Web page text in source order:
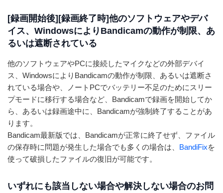
[録画開始後][録画終了時]他のソフトウェアやデバ
イス、WindowsによりBandicamの動作が制限、あ
るいは遮断されている
他のソフトウェアやPCに接続したマイクなどの外部デバイ
ス、WindowsによりBandicamの動作が制限、あるいは遮断さ
れている場合や、ノートPCでバッテリー不足のためにスリー
プモードに移行する場合など、Bandicamで録画を開始してか
ら、あるいは録画途中に、Bandicamが強制終了することがあ
ります。
Bandicam最新版では、Bandicamが正常に終了せず、ファイル
の保存時に問題が発生した場合でも多くの場合は、 BandiFixを
使って破損したファイルの復旧が可能です。
いずれにも該当しない場合や解決しない場合のお問